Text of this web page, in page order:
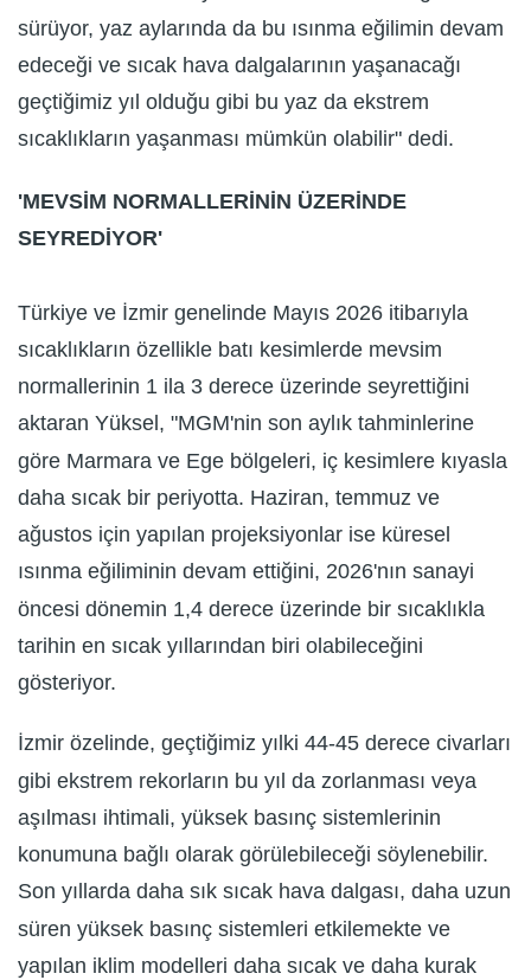
sürüyor, yaz aylarında da bu ısınma eğilimin devam
edeceği ve sıcak hava dalgalarının yaşanacağı
geçtiğimiz yıl olduğu gibi bu yaz da ekstrem
sıcaklıkların yaşanması mümkün olabilir" dedi.
'MEVSİM NORMALLERİNİN ÜZERİNDE
SEYREDİYOR'
Türkiye ve İzmir genelinde Mayıs 2026 itibarıyla
sıcaklıkların özellikle batı kesimlerde mevsim
normallerinin 1 ila 3 derece üzerinde seyrettiğini
aktaran Yüksel, "MGM'nin son aylık tahminlerine
göre Marmara ve Ege bölgeleri, iç kesimlere kıyasla
daha sıcak bir periyotta. Haziran, temmuz ve
ağustos için yapılan projeksiyonlar ise küresel
ısınma eğiliminin devam ettiğini, 2026'nın sanayi
öncesi dönemin 1,4 derece üzerinde bir sıcaklıkla
tarihin en sıcak yıllarından biri olabileceğini
gösteriyor.
İzmir özelinde, geçtiğimiz yılki 44-45 derece civarları
gibi ekstrem rekorların bu yıl da zorlanması veya
aşılması ihtimali, yüksek basınç sistemlerinin
konumuna bağlı olarak görülebileceği söylenebilir.
Son yıllarda daha sık sıcak hava dalgası, daha uzun
süren yüksek basınç sistemleri etkilemekte ve
yapılan iklim modelleri daha sıcak ve daha kurak